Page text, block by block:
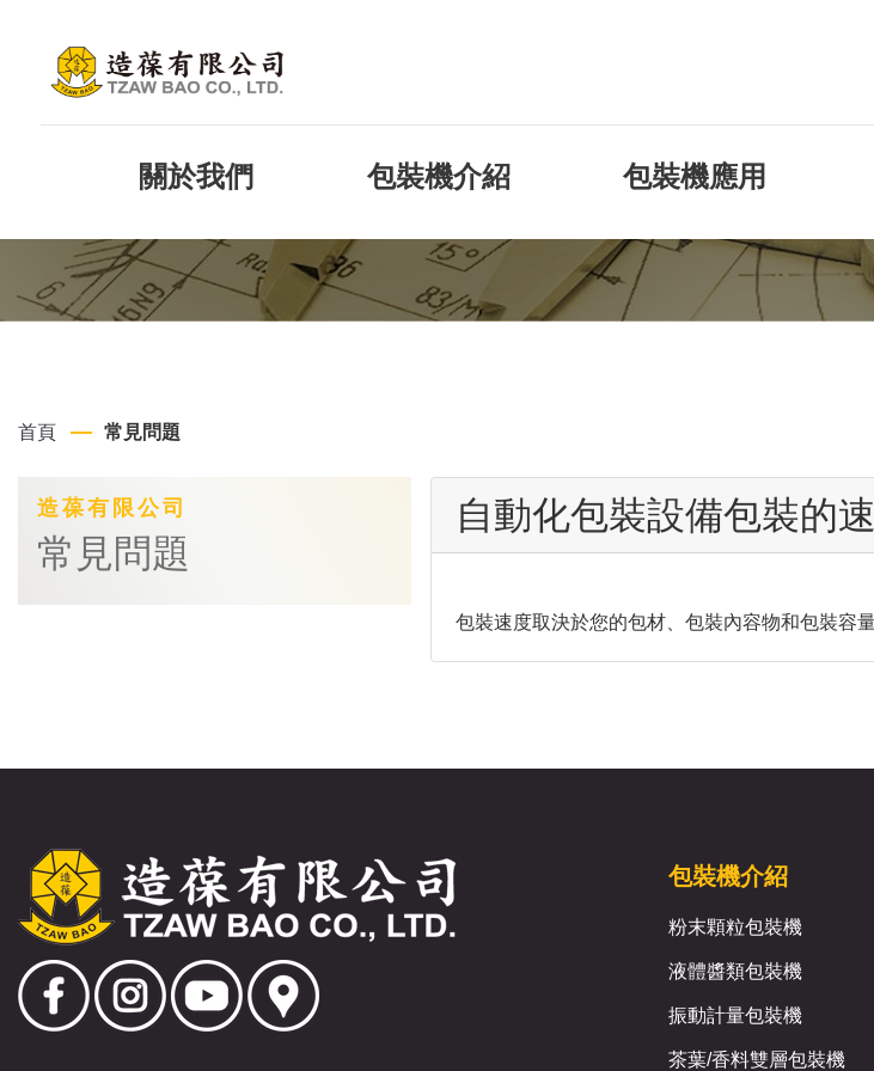
關於我們 包裝機介紹 包裝機應用
台灣原
首頁 常見問題
造葆有限公司
常見問題
自動化包裝設備包裝的
包裝速度取決於您的包材、包裝內容物和包裝容
包裝機介紹
粉末顆粒包裝機
液體醬類包裝機
振動計量包裝機
茶葉/香料雙層包裝機